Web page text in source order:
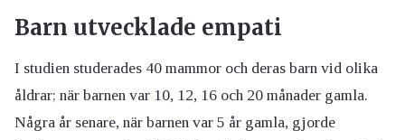
Barn utvecklade empati
I studien studerades 40 mammor och deras barn vid olika
åldrar; när barnen var 10, 12, 16 och 20 månader gamla.
Några år senare, när barnen var 5 år gamla, gjorde